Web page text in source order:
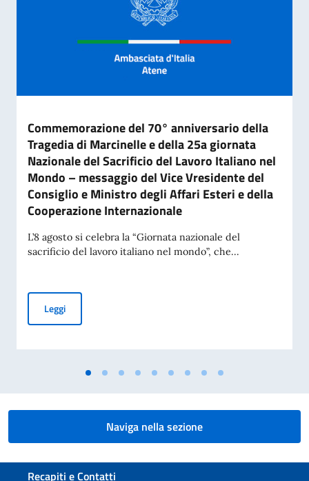
Commemorazione del 70° anniversario della
Tragedia di Marcinelle e della 25a giornata
Nazionale del Sacrificio del Lavoro Italiano nel
Mondo – messaggio del Vice Vresidente del
Consiglio e Ministro degli Affari Esteri e della
Cooperazione Internazionale
L’8 agosto si celebra la “Giornata nazionale del
sacrificio del lavoro italiano nel mondo”, che...
LeggiCommemorazione del 70° anniversario della Tragedia di
Naviga nella sezione
Recapiti e Contatti